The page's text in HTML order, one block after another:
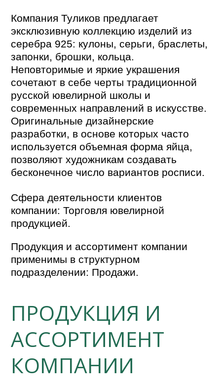
Компания Туликов предлагает
эксклюзивную коллекцию изделий из
серебра 925: кулоны, серьги, браслеты,
запонки, брошки, кольца.
Неповторимые и яркие украшения
сочетают в себе черты традиционной
русской ювелирной школы и
современных направлений в искусстве.
Оригинальные дизайнерские
разработки, в основе которых часто
используется объемная форма яйца,
позволяют художникам создавать
бесконечное число вариантов росписи.
Сфера деятельности клиентов
компании: Торговля ювелирной
продукцией.
Продукция и ассортимент компании
применимы в структурном
подразделении: Продажи.
ПРОДУКЦИЯ И
АССОРТИМЕНТ
КОМПАНИИ